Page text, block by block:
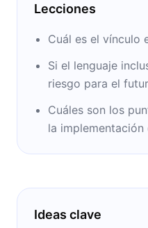
Lecciones
Cuál es el vínculo
Si el lenguaje
riesgo para el
Cuáles son los
la implementación
Ideas clave